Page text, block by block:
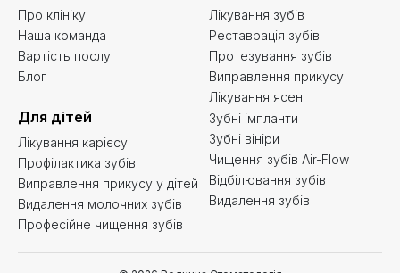
Про клініку
Наша команда
Вартість послуг
Блог
Лікування зубів
Реставрація зубів
Протезування зубів
Виправлення прикусу
Лікування ясен
Зубні імпланти
Зубні вініри
Чищення зубів Air-Flow
Відбілювання зубів
Видалення зубів
Для дітей
Лікування карієсу
Профілактика зубів
Виправлення прикусу у дітей
Видалення молочних зубів
Професійне чищення зубів